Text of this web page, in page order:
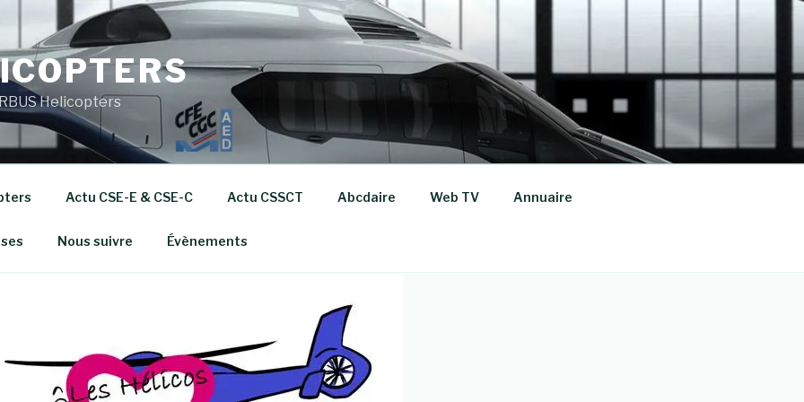
Helicopters
Actu CSE-E & CSE-C Actu CSSCT Abcdaire Web TV Annuaire
Nous suivre Évènements